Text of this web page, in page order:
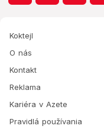
Koktejl
O nás
Kontakt
Reklama
Kariéra v Azete
Pravidlá používania